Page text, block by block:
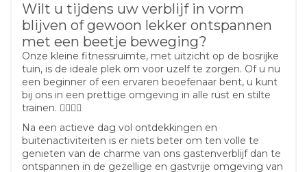
Wilt u tijdens uw verblijf in vorm
blijven of gewoon lekker ontspannen
met een beetje beweging?
Onze kleine fitnessruimte, met uitzicht op de bosrijke
tuin, is de ideale plek om voor uzelf te zorgen. Of u nu
een beginner of een ervaren beoefenaar bent, u kunt
bij ons in een prettige omgeving in alle rust en stilte
trainen. 🧘‍♀️🏋️‍♂️
Na een actieve dag vol ontdekkingen en
buitenactiviteiten is er niets beter om ten volle te
genieten van de charme van ons gastenverblijf dan te
ontspannen in de gezellige en gastvrije omgeving van